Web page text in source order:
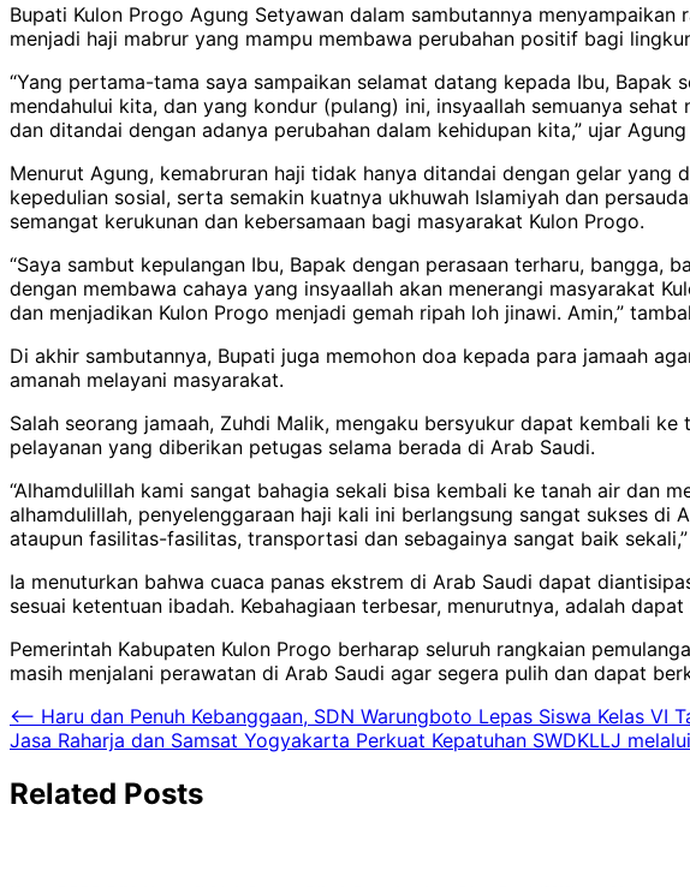
Bupati Kulon Progo Agung Setyawan dalam sambutannya
menjadi haji mabrur yang mampu membawa perubahan positif bagi
“Yang pertama-tama saya sampaikan selamat datang kepada Ibu,
mendahului kita, dan yang kondur (pulang) ini, insyaallah semuanya
dan ditandai dengan adanya perubahan dalam kehidupan kita,” ujar
Menurut Agung, kemabruran haji tidak hanya ditandai dengan gelar
kepedulian sosial, serta semakin kuatnya ukhuwah Islamiyah dan
semangat kerukunan dan kebersamaan bagi masyarakat Kulon Progo.
“Saya sambut kepulangan Ibu, Bapak dengan perasaan terharu, bangga,
dengan membawa cahaya yang insyaallah akan menerangi masyarakat
dan menjadikan Kulon Progo menjadi gemah ripah loh jinawi. Amin,”
Di akhir sambutannya, Bupati juga memohon doa kepada para jamaah
amanah melayani masyarakat.
Salah seorang jamaah, Zuhdi Malik, mengaku bersyukur dapat kembali
pelayanan yang diberikan petugas selama berada di Arab Saudi.
“Alhamdulillah kami sangat bahagia sekali bisa kembali ke tanah air dan
alhamdulillah, penyelenggaraan haji kali ini berlangsung sangat sukses
ataupun fasilitas-fasilitas, transportasi dan sebagainya sangat baik
Ia menuturkan bahwa cuaca panas ekstrem di Arab Saudi dapat
sesuai ketentuan ibadah. Kebahagiaan terbesar, menurutnya, adalah
Pemerintah Kabupaten Kulon Progo berharap seluruh rangkaian
masih menjalani perawatan di Arab Saudi agar segera pulih dan dapat
Navigasi
pos
⟵ Haru dan Penuh Kebanggaan, SDN Warungboto Lepas Siswa Kelas VI
Jasa Raharja dan Samsat Yogyakarta Perkuat Kepatuhan SWDKLLJ
Related Posts